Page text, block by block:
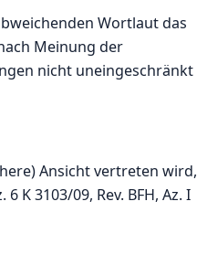
Wortlaut das
Meinung der
nicht uneingeschränkt
Ansicht vertreten wird,
K 3103/09, Rev. BFH, Az. I